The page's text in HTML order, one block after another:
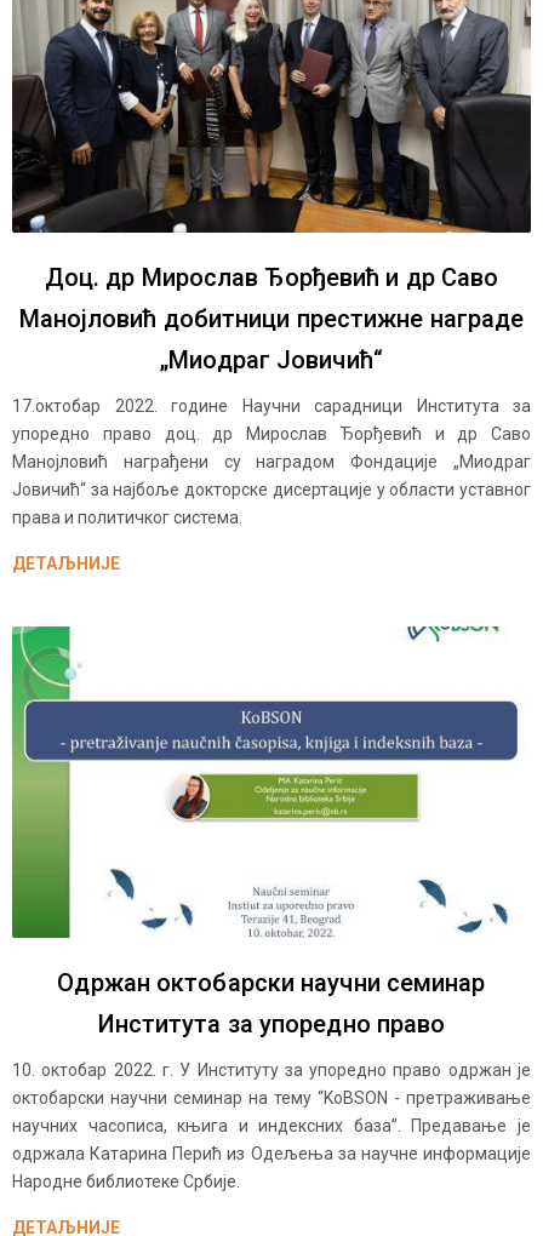
Доц. др Мирослав Ђорђевић и др Саво
Манојловић добитници престижне награде
„Миодраг Јовичић“
17.октобар 2022. године Научни сарадници Института за
упоредно право доц. др Мирослав Ђорђевић и др Саво
Манојловић награђени су наградом Фондације „Миодраг
Јовичић“ за најбоље докторске дисертације у области уставног
права и политичког система.
ДЕТАЉНИЈЕ
Одржан октобарски научни семинар
Института за упоредно право
10. октобар 2022. г. У Институту за упоредно право одржан је
октобарски научни семинар на тему “KoBSON - претраживање
научних часописа, књига и индексних база”. Предавање је
одржала Катарина Перић из Одељења за научне информације
Народне библиотеке Србије.
ДЕТАЉНИЈЕ